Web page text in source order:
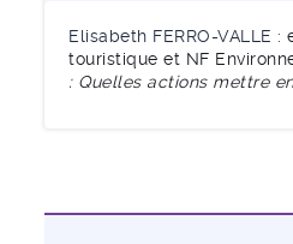
Elisabeth FERRO-VALLE :
touristique et NF
: Quelles actions mettre